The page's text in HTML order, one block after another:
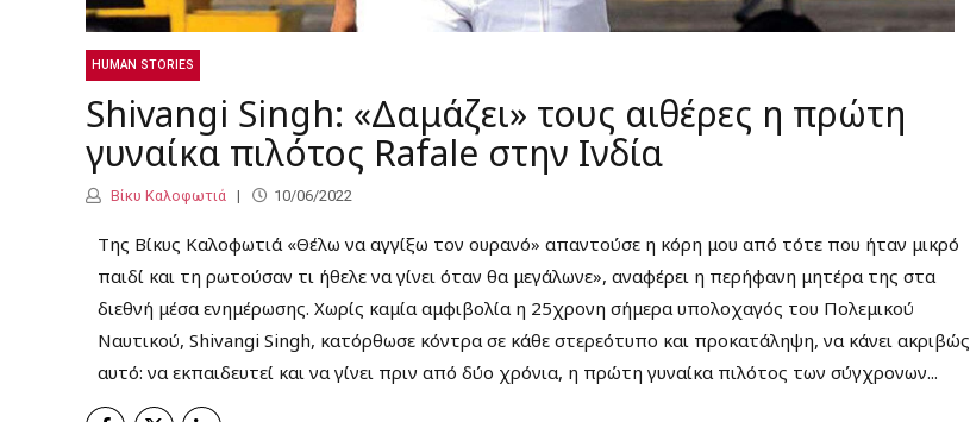
HUMAN STORIES
Shivangi Singh: «Δαμάζει» τους αιθέρες η πρώτη
γυναίκα πιλότος Rafale στην Ινδία
Βίκυ Καλοφωτιά 10/06/2022
Της Βίκυς Καλοφωτιά «Θέλω να αγγίξω τον ουρανό» απαντούσε η κόρη μου από τότε που ήταν μικρό
παιδί και τη ρωτούσαν τι ήθελε να γίνει όταν θα μεγάλωνε», αναφέρει η περήφανη μητέρα της στα
διεθνή μέσα ενημέρωσης. Χωρίς καμία αμφιβολία η 25χρονη σήμερα υπολοχαγός του Πολεμικού
Ναυτικού, Shivangi Singh, κατόρθωσε κόντρα σε κάθε στερεότυπο και προκατάληψη, να κάνει ακριβώς
αυτό: να εκπαιδευτεί και να γίνει πριν από δύο χρόνια, η πρώτη γυναίκα πιλότος των σύγχρονων...